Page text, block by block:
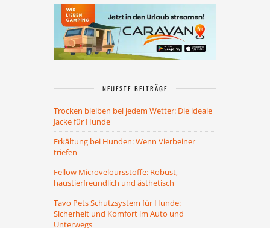
NEUESTE BEITRÄGE
Trocken bleiben bei jedem Wetter: Die ideale
Jacke für Hunde
Erkältung bei Hunden: Wenn Vierbeiner
triefen
Fellow Microveloursstoffe: Robust,
haustierfreundlich und ästhetisch
Tavo Pets Schutzsystem für Hunde:
Sicherheit und Komfort im Auto und
Unterwegs